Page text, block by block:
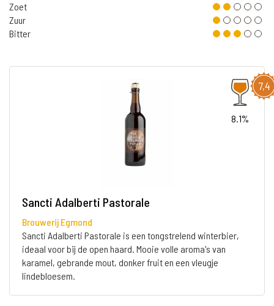
Zoet
Zuur
Bitter
7,4
8.1%
Sancti Adalberti Pastorale
Brouwerij Egmond
Sancti Adalberti Pastorale is een tongstrelend winterbier,
ideaal voor bij de open haard. Mooie volle aroma's van
karamel, gebrande mout, donker fruit en een vleugje
lindebloesem.